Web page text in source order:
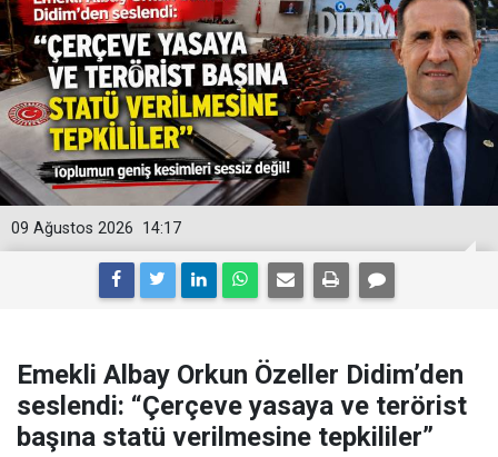
14:17
09 Ağustos 2026
Emekli Albay Orkun Özeller Didim’den
seslendi: “Çerçeve yasaya ve terörist
başına statü verilmesine tepkililer”